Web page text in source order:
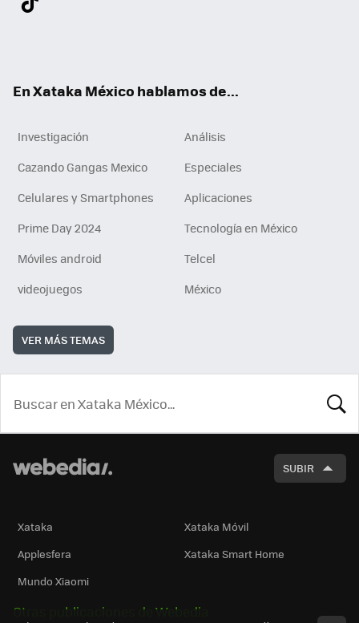
En Xataka México hablamos de...
Investigación
Análisis
Cazando Gangas Mexico
Especiales
Celulares y Smartphones
Aplicaciones
Prime Day 2024
Tecnología en México
Móviles android
Telcel
videojuegos
México
VER MÁS TEMAS
SUBIR
Xataka
Xataka Móvil
Applesfera
Xataka Smart Home
Mundo Xiaomi
Otras publicaciones de Webedia